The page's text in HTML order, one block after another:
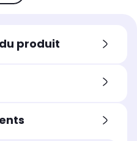
Réservoir eau sale
700 ml
assainir à la vapeur
produit